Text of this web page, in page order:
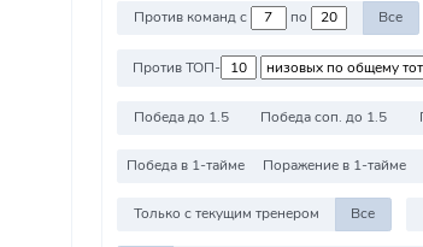
Против команд с по Все
Против ТОП-
Победа до 1.5 Победа соп. до 1.5
Победа в 1-тайме Поражение в 1-тайме
Только с текущим тренером Все